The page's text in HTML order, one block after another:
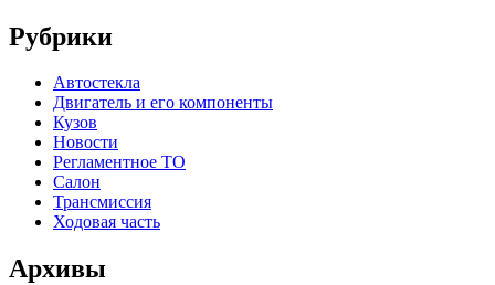
Рубрики
Автостекла
Двигатель и его компоненты
Кузов
Новости
Регламентное ТО
Салон
Трансмиссия
Ходовая часть
Архивы